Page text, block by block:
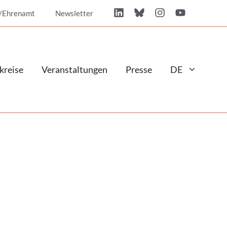
Ehrenamt Newsletter
Veranstaltungen Presse DE